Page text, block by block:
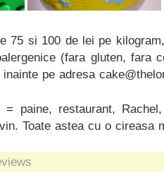
75 si 100 de lei pe
(fara gluten, fara
pe adresa
paine, restaurant,
Toate astea cu o cireasa